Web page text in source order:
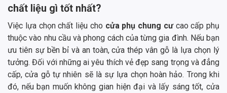
chất liệu gì tốt nhất?
Việc lựa chọn chất liệu cho cửa phụ chung cưcao cấp phụ
thuộc vào nhu cầu và phong cách của từng gia đình. Nếu bạn
ưu tiên sự bền bỉ và an toàn, cửa thép vân gỗ là lựa chọn lý
tưởng. Đối với những ai yêu thích vẻ đẹp sang trọng và đẳng
cấp, cửa gỗ tự nhiên sẽ là sự lựa chọn hoàn hảo. Trong khi
đó, nếu bạn muốn không gian hiện đại và lấy sáng tốt, cửa